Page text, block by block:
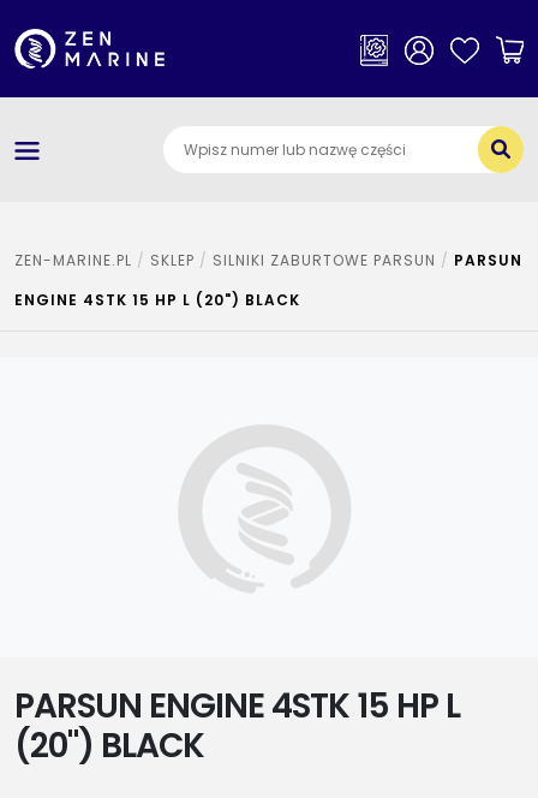
×
Jak szukać części
Kontakt
ZEN-MARINE.PL SKLEP SILNIKI ZABURTOWE PARSUN
PARSUN
ENGINE 4STK 15 HP L (20") BLACK
PARSUN ENGINE 4STK 15 HP L
(20") BLACK